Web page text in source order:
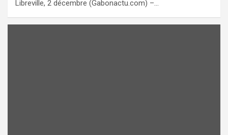
Libreville, 2 décembre (Gabonactu.com) –…